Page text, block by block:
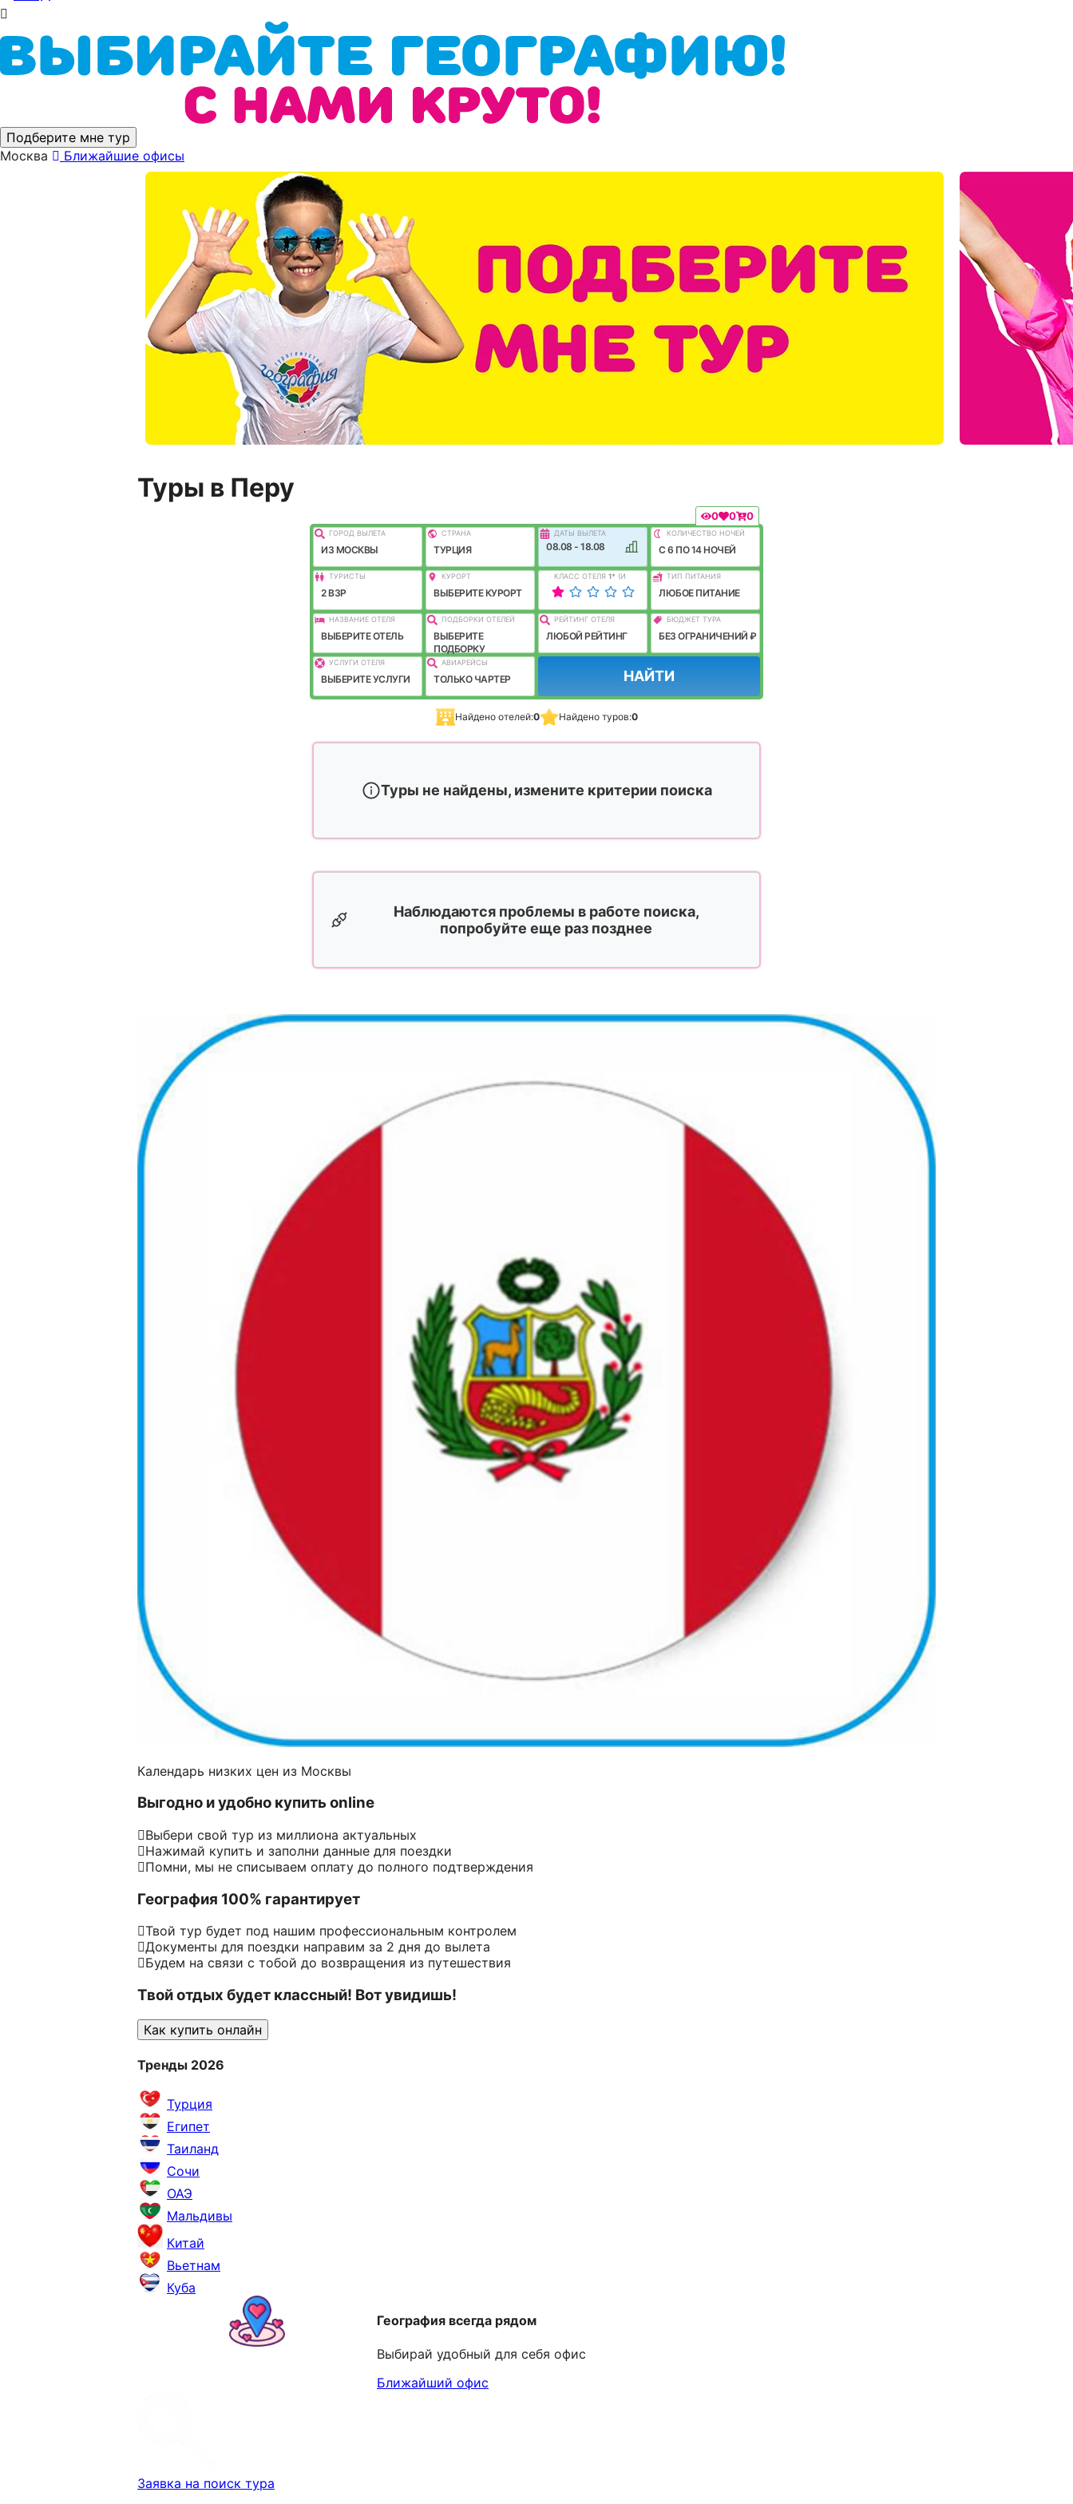
Подберите мне тур
Москва
Ближайшие офисы
Туры в Перу
0 0 0
ГОРОД ВЫЛEТА
ИЗ МОСКВЫ
СТРАНА
ТУРЦИЯ
ДАТЫ ВЫЛЕТА
08.08 - 18.08
КОЛИЧЕСТВО НОЧЕЙ
C 6 ПО 14 НОЧЕЙ
ТУРИСТЫ
2 ВЗР
КУРОРТ
ВЫБЕРИТЕ КУРОРТ
КЛАСС ОТЕЛЯ 1* (И
ЛУЧШЕ)
ТИП ПИТАНИЯ
ЛЮБОЕ ПИТАНИЕ
НАЗВАНИЕ ОТЕЛЯ
ВЫБЕРИТЕ ОТЕЛЬ
ПОДБОРКИ ОТЕЛЕЙ
ВЫБЕРИТЕ
ПОДБОРКУ
РЕЙТИНГ ОТЕЛЯ
ЛЮБОЙ РЕЙТИНГ
БЮДЖЕТ ТУРА
БЕЗ ОГРАНИЧЕНИЙ ₽
УСЛУГИ ОТЕЛЯ
ВЫБЕРИТЕ УСЛУГИ
АВИАРЕЙСЫ
ТОЛЬКО ЧАРТЕР НАЙТИ
Найдено отелей:0 Найдено туров:0
Туры не найдены, измените критерии поиска
Наблюдаются проблемы в работе поиска,
попробуйте еще раз позднее
Календарь низких цен из Москвы
Выгодно и удобно купить online
Выбери свой тур из миллиона актуальных
Нажимай купить и заполни данные для поездки
Помни, мы не списываем оплату до полного подтверждения
География 100% гарантирует
Твой тур будет под нашим профессиональным контролем
Документы для поездки направим за 2 дня до вылета
Будем на связи с тобой до возвращения из путешествия
Твой отдых будет классный! Вот увидишь!
Как купить онлайн
Тренды 2026
Турция
Египет
Таиланд
Сочи
ОАЭ
Мальдивы
Китай
Вьетнам
Куба
География всегда рядом
Выбирай удобный для себя офис
Ближайший офис
Заявка на поиск тура